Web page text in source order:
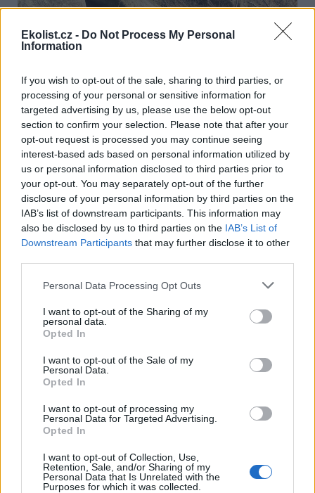
Ekolist.cz - Do Not Process My Personal
Information
If you wish to opt-out of the sale, sharing to third parties, or
processing of your personal or sensitive information for
targeted advertising by us, please use the below opt-out
section to confirm your selection. Please note that after your
opt-out request is processed you may continue seeing
interest-based ads based on personal information utilized by
us or personal information disclosed to third parties prior to
your opt-out. You may separately opt-out of the further
disclosure of your personal information by third parties on the
IAB’s list of downstream participants. This information may
also be disclosed by us to third parties on the IAB’s List of
Downstream Participants that may further disclose it to other
Personal Data Processing Opt Outs
I want to opt-out of the Sharing of my
personal data.
Opted In
I want to opt-out of the Sale of my
Personal Data.
Opted In
I want to opt-out of processing my
Personal Data for Targeted Advertising.
Opted In
I want to opt-out of Collection, Use,
Retention, Sale, and/or Sharing of my
Personal Data that Is Unrelated with the
Purposes for which it was collected.
jádrového území národní přírodní rezervace Jizerskohorské
bučiny na Seznam světového dědictví UNESCO (tomu se v
čísle věnuje ipodrobný článek), zmiňuje takzvanou invazní
novelu zákona o ochraně přírody a krajiny, klimatickou
konferenci v Glasgow i programové prohlášení vlády, které
počítá se vznikem hned dvou nových národních parků.
Hned několik článků se věnuje invazní novele zákona o
ochraně přírody a krajiny. V rubrice Právo v ochraně
přírody ji představují Kristýna Trojanová a Jan Šíma.
Botanického ústavu AV ČR v Průhonicích, další text je
Nejen Jizerskohorské bučiny, mezi světové dědictví
UNESCO nově patří i
lázeňskými městy. Více se dozvíte v článku Karla Kuči, Věry
Kučové a Jindřicha Horáčka.
porostů - jednakz pohledu legislativního
, jednak z pohledu
významu pro podporu biodiverzity stepních stanovišť
zpřístupněny už 110 let, do jeskyní vás zavede i článek
pravidelném monitoringu zimovišť letounů.